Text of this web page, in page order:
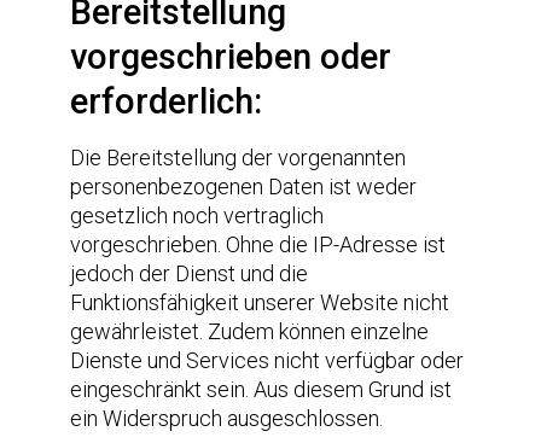
Bereitstellung
vorgeschrieben oder
erforderlich:
Die Bereitstellung der vorgenannten
personenbezogenen Daten ist weder
gesetzlich noch vertraglich
vorgeschrieben. Ohne die IP-Adresse ist
jedoch der Dienst und die
Funktionsfähigkeit unserer Website nicht
gewährleistet. Zudem können einzelne
Dienste und Services nicht verfügbar oder
eingeschränkt sein. Aus diesem Grund ist
ein Widerspruch ausgeschlossen.